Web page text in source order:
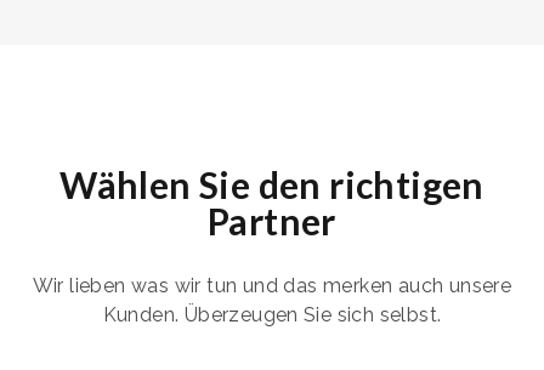
Wählen Sie den richtigen
Partner
Wir lieben was wir tun und das merken auch unsere
Kunden. Überzeugen Sie sich selbst.